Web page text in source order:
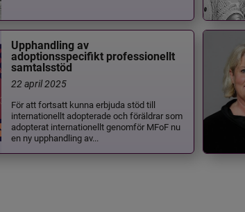
Upphandling av
adoptionsspecifikt professionellt
samtalsstöd
22 april 2025
För att fortsatt kunna erbjuda stöd till
internationellt adopterade och föräldrar som
adopterat internationellt genomför MFoF nu
en ny upphandling av...